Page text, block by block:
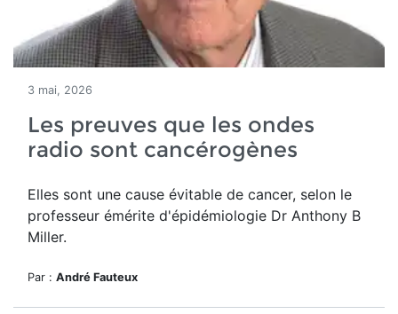
3 mai, 2026
Les preuves que les ondes
radio sont cancérogènes
Elles sont une cause évitable de cancer, selon le
professeur émérite d'épidémiologie Dr Anthony B
Miller.
Par : André Fauteux